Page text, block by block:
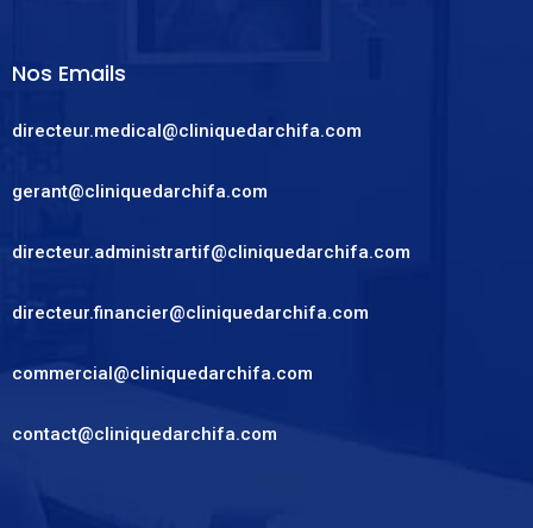
Nos Emails
directeur.medical@cliniquedarchifa.com
gerant@cliniquedarchifa.com
directeur.administrartif@cliniquedarchifa.com
directeur.financier@cliniquedarchifa.com
commercial@cliniquedarchifa.com
contact@cliniquedarchifa.com